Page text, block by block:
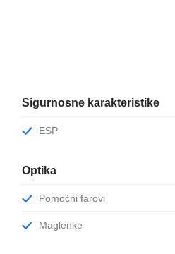
Sigurnosne karakteristike
ESP
Optika
Pomoćni farovi
Maglenke